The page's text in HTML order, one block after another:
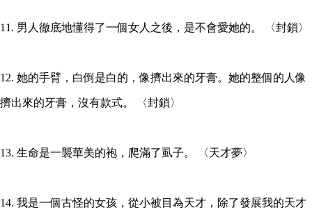
11. 男人徹底地懂得了一個女人之後，是不會愛她的。 〈封鎖〉
12. 她的手臂，白倒是白的，像擠出來的牙膏。她的整個的人像
擠出來的牙膏，沒有款式。 〈封鎖〉
13. 生命是一襲華美的袍，爬滿了虱子。 〈天才夢〉
14. 我是一個古怪的女孩，從小被目為天才，除了發展我的天才